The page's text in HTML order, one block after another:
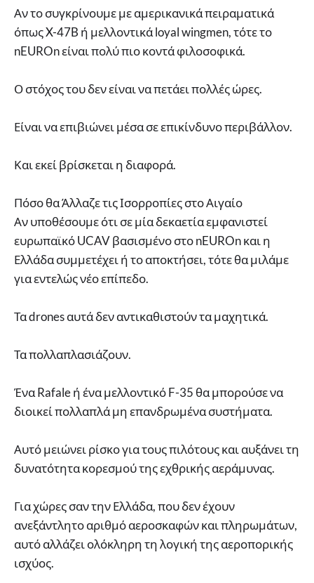
Αν το συγκρίνουμε με αμερικανικά πειραματικά
όπως X-47B ή μελλοντικά loyal wingmen, τότε το
nEUROn είναι πολύ πιο κοντά φιλοσοφικά.
Ο στόχος του δεν είναι να πετάει πολλές ώρες.
Είναι να επιβιώνει μέσα σε επικίνδυνο περιβάλλον.
Και εκεί βρίσκεται η διαφορά.
Πόσο θα Άλλαζε τις Ισορροπίες στο Αιγαίο
Αν υποθέσουμε ότι σε μία δεκαετία εμφανιστεί
ευρωπαϊκό UCAV βασισμένο στο nEUROn και η
Ελλάδα συμμετέχει ή το αποκτήσει, τότε θα μιλάμε
για εντελώς νέο επίπεδο.
Τα drones αυτά δεν αντικαθιστούν τα μαχητικά.
Τα πολλαπλασιάζουν.
Ένα Rafale ή ένα μελλοντικό F-35 θα μπορούσε να
διοικεί πολλαπλά μη επανδρωμένα συστήματα.
Αυτό μειώνει ρίσκο για τους πιλότους και αυξάνει τη
δυνατότητα κορεσμού της εχθρικής αεράμυνας.
Για χώρες σαν την Ελλάδα, που δεν έχουν
ανεξάντλητο αριθμό αεροσκαφών και πληρωμάτων,
αυτό αλλάζει ολόκληρη τη λογική της αεροπορικής
ισχύος.